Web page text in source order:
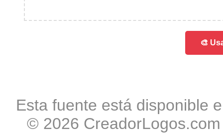
🎨
Esta fuente está disponible
© 2026